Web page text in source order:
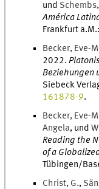
und Schembs,
América
Frankfurt a.M.:
Becker, Eve-
2022.
Beziehungen
Siebeck
161878-9.
Becker, Eve-
Angela, und
Reading the
of a
Tübingen/
Christ, G.,